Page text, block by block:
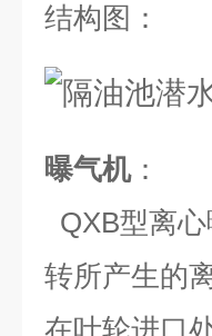
结构图：
曝气机：
QXB型离
转所产生的
在叶轮进口